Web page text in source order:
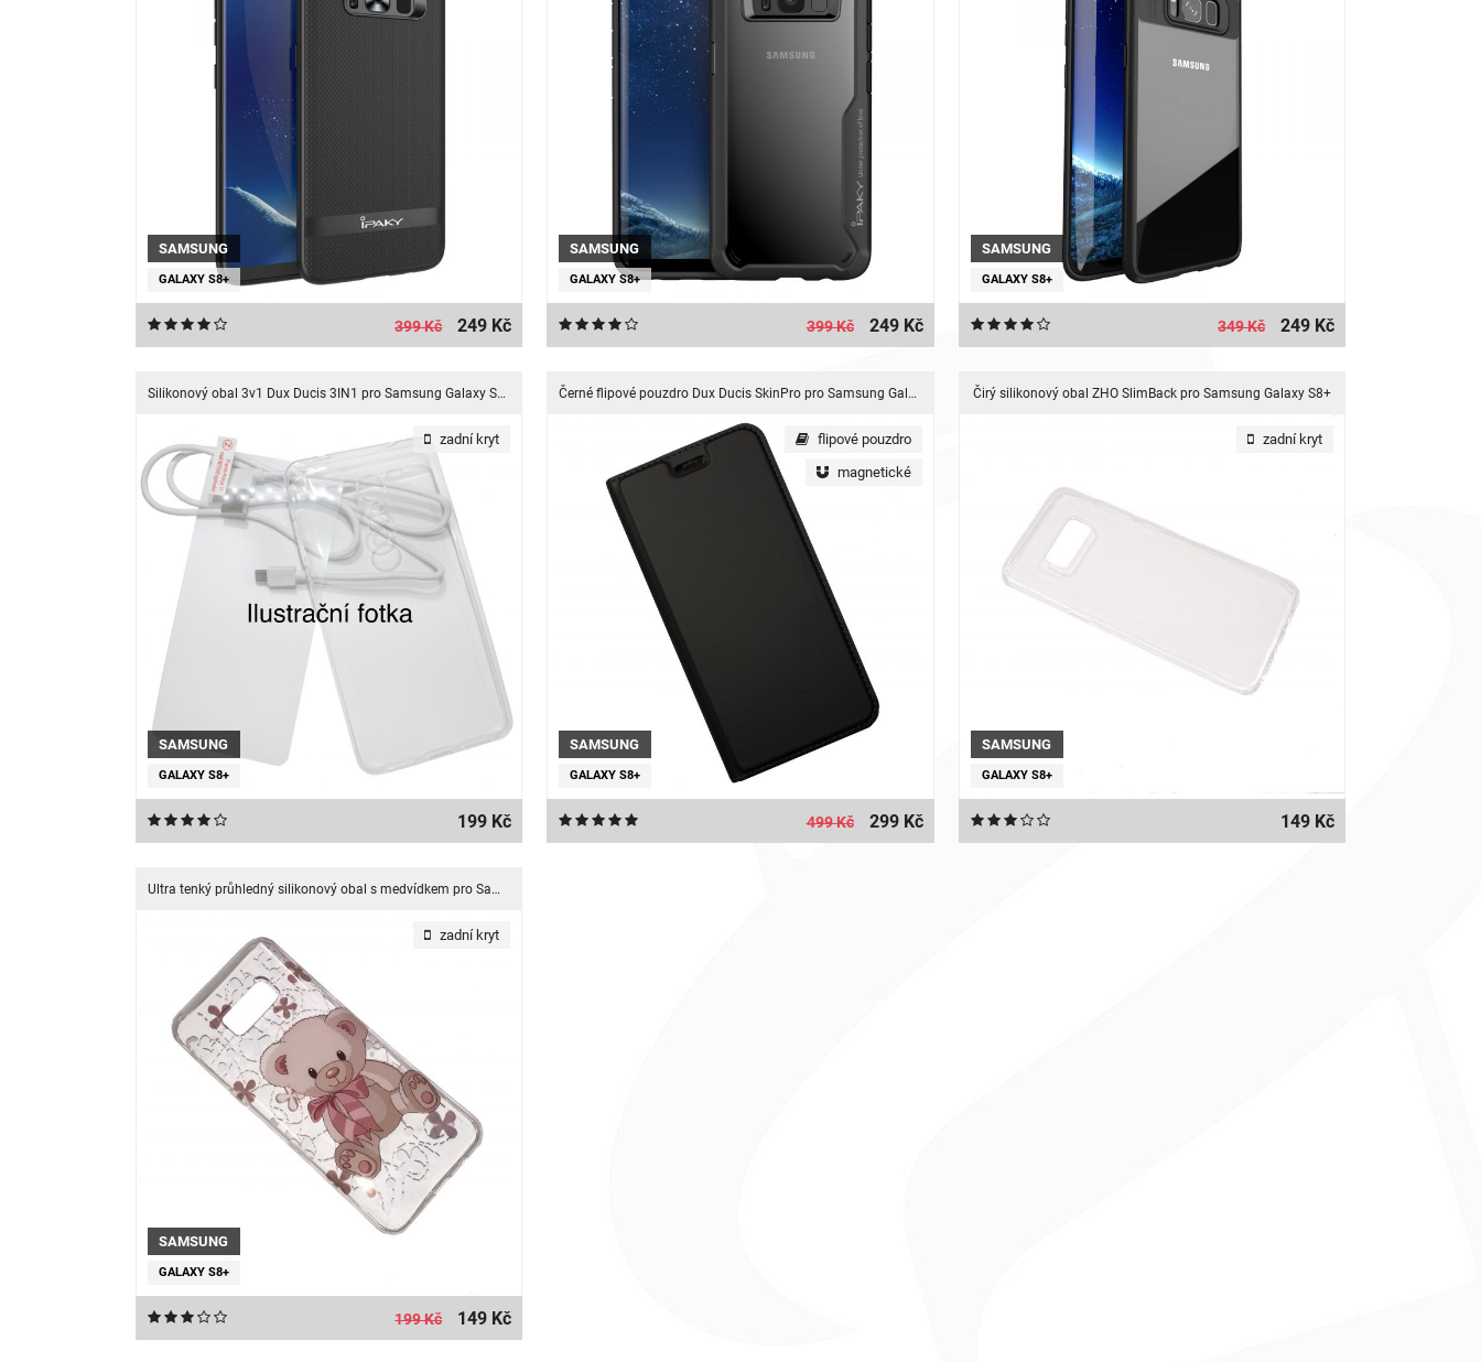
SAMSUNG
GALAXY S8+
399 Kč 249 Kč
SAMSUNG
GALAXY S8+
399 Kč 249 Kč
SAMSUNG
GALAXY S8+
349 Kč 249 Kč
Silikonový obal 3v1 Dux Ducis 3IN1 pro Samsung Galaxy S8 Plus
SAMSUNG
GALAXY S8+
zadní kryt
199 Kč
Černé flipové pouzdro Dux Ducis SkinPro pro Samsung Galaxy S8 Plus
SAMSUNG
GALAXY S8+
flipové pouzdro
magnetické
499 Kč 299 Kč
Čirý silikonový obal ZHO SlimBack pro Samsung Galaxy S8+
SAMSUNG
GALAXY S8+
zadní kryt
149 Kč
Ultra tenký průhledný silikonový obal s medvídkem pro Samsung Galaxy S8+
SAMSUNG
GALAXY S8+
zadní kryt
199 Kč 149 Kč